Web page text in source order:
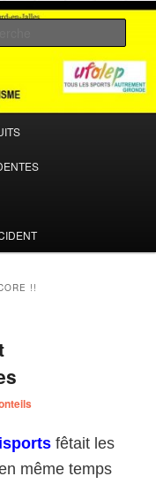
!!
fêtait les
même temps